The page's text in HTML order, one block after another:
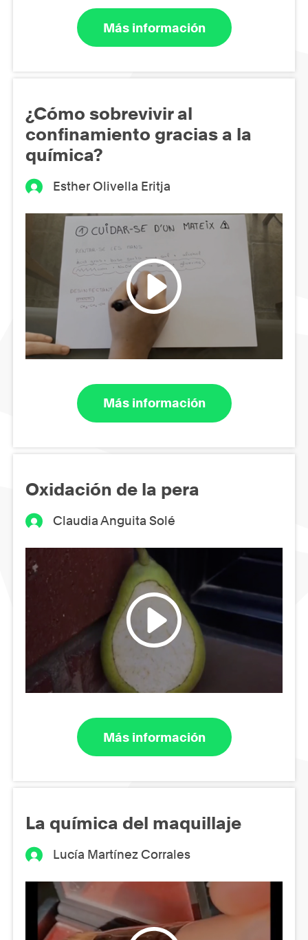
Más información
¿Cómo sobrevivir al
confinamiento gracias a la
química?
Esther Olivella Eritja
Más información
Oxidación de la pera
Claudia Anguita Solé
Más información
La química del maquillaje
Lucía Martínez Corrales